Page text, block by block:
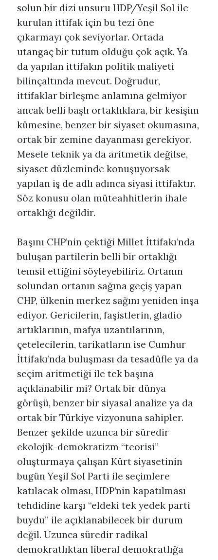
solun bir dizi unsuru HDP/Yeşil Sol ile
kurulan ittifak için bu tezi öne
çıkarmayı çok seviyorlar. Ortada
utangaç bir tutum olduğu çok açık. Ya
da yapılan ittifakın politik maliyeti
bilinçaltında mevcut. Doğrudur,
ittifaklar birleşme anlamına gelmiyor
ancak belli başlı ortaklıklara, bir kesişim
kümesine, benzer bir siyaset okumasına,
ortak bir zemine dayanması gerekiyor.
Mesele teknik ya da aritmetik değilse,
siyaset düzleminde konuşuyorsak
yapılan iş de adlı adınca siyasi ittifaktır.
Söz konusu olan müteahhitlerin ihale
ortaklığı değildir.
Başını CHP’nin çektiği Millet İttifakı’nda
buluşan partilerin belli bir ortaklığı
temsil ettiğini söyleyebiliriz. Ortanın
solundan ortanın sağına geçiş yapan
CHP, ülkenin merkez sağını yeniden inşa
ediyor. Gericilerin, faşistlerin, gladio
artıklarının, mafya uzantılarının,
çetelecilerin, tarikatların ise Cumhur
İttifakı’nda buluşması da tesadüfle ya da
seçim aritmetiği ile tek başına
açıklanabilir mi? Ortak bir dünya
görüşü, benzer bir siyasal analize ya da
ortak bir Türkiye vizyonuna sahipler.
Benzer şekilde uzunca bir süredir
ekolojik-demokratizm “teorisi”
oluşturmaya çalışan Kürt siyasetinin
bugün Yeşil Sol Parti ile seçimlere
katılacak olması, HDP’nin kapatılması
tehdidine karşı “eldeki tek yedek parti
buydu” ile açıklanabilecek bir durum
değil. Uzunca süredir radikal
demokratlıktan liberal demokratlığa